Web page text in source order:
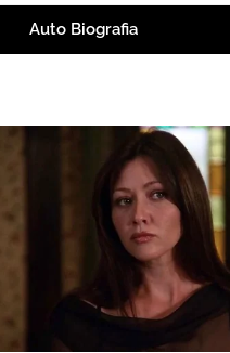
Auto Biografia